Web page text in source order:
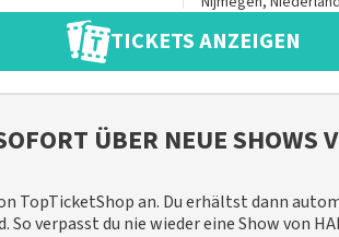
TICKETS ANZEIGEN
ÜBER NEUE SHOWS
TopTicketShop an. Du erhältst dann
verpasst du nie wieder eine Show von